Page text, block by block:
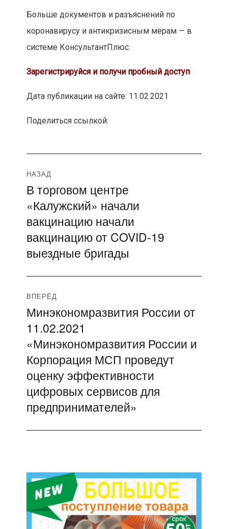
Больше документов и разъяснений по
коронавирусу и антикризисным мерам — в
системе КонсультантПлюс.
Зарегистрируйся и получи пробный доступ
Дата публикации на сайте: 11.02.2021
Поделиться ссылкой:
Навигация
по
записям
НАЗАД
Предыдущая
запись:
В торговом центре
«Калужский» начали
вакцинацию начали
вакцинацию от COVID-19
выездные бригады
ВПЕРЁД
Следующая
запись:
Минэкономразвития России от
11.02.2021
«Минэкономразвития России и
Корпорация МСП проведут
оценку эффективности
цифровых сервисов для
предпринимателей»